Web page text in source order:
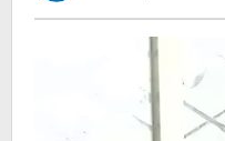
Gibran